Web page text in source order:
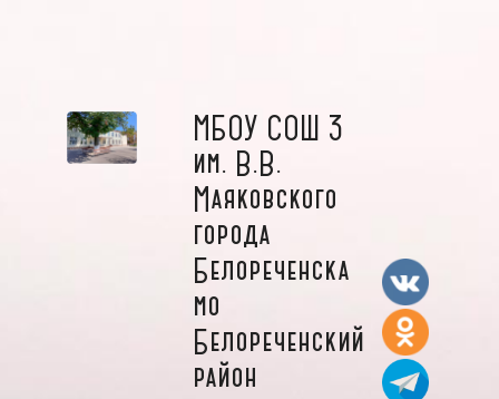
МБОУ СОШ 3
им. В.В.
Маяковского
города
Белореченска
мо
Белореченский
район